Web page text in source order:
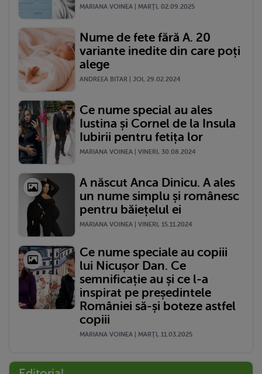
MARIANA VOINEA | MARŢI, 02.09.2025
Nume de fete fără A. 20
variante inedite din care poți
alege
ANDREEA BITAR | JOI, 29.02.2024
Ce nume special au ales
Iustina și Cornel de la Insula
Iubirii pentru fetița lor
MARIANA VOINEA | VINERI, 30.08.2024
A născut Anca Dinicu. A ales
un nume simplu și românesc
pentru băiețelul ei
MARIANA VOINEA | VINERI, 15.11.2024
Ce nume speciale au copiii
lui Nicușor Dan. Ce
semnificație au și ce l-a
inspirat pe președintele
României să-și boteze astfel
copiii
MARIANA VOINEA | MARŢI, 11.03.2025